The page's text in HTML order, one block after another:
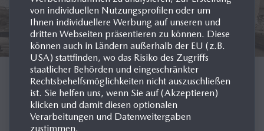
MODELL-HISTORIE
DEUTSCHLAND
von individuellen Nutzungsprofilen oder um
Ihnen individuellere Werbung auf unseren und
dritten Webseiten präsentieren zu können. Diese
können auch in Ländern außerhalb der EU (z.B.
USA) stattfinden, wo das Risiko des Zugriffs
staatlicher Behörden und eingeschränkter
Rechtsbehelfsmöglichkeiten nicht auszuschließen
ist. Sie helfen uns, wenn Sie auf (Akzeptieren)
klicken und damit diesen optionalen
Verarbeitungen und Datenweitergaben
zustimmen.